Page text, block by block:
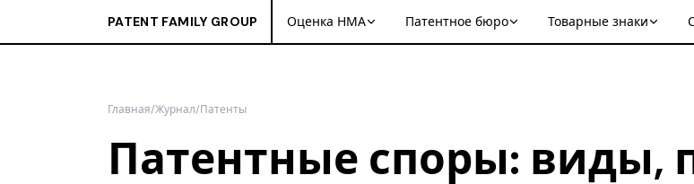
PATENT FAMILY GROUP Оценка НМА Патентное бюро Товарные знаки
Главная/Журнал/Патенты
Патентные споры: виды,